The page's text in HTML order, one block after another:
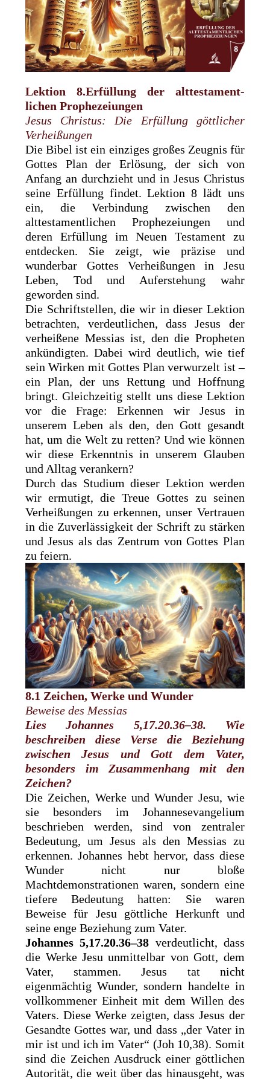
Lektion 8.Erfüllung der alttestament­
lichen Prophezeiungen
Jesus Christus: Die Erfüllung göttlicher
Verheißungen
Die Bibel ist ein einziges großes Zeugnis für
Gottes Plan der Erlösung, der sich von
Anfang an durchzieht und in Jesus Christus
seine Erfüllung findet. Lektion 8 lädt uns
ein, die Verbindung zwischen den
alttestamentlichen Prophezeiungen und
deren Erfüllung im Neuen Testament zu
entdecken. Sie zeigt, wie präzise und
wunderbar Gottes Verheißungen in Jesu
Leben, Tod und Auferstehung wahr
geworden sind.
Die Schriftstellen, die wir in dieser Lektion
betrachten, verdeutlichen, dass Jesus der
verheißene Messias ist, den die Propheten
ankündigten. Dabei wird deutlich, wie tief
sein Wirken mit Gottes Plan verwurzelt ist –
ein Plan, der uns Rettung und Hoffnung
bringt. Gleichzeitig stellt uns diese Lektion
vor die Frage: Erkennen wir Jesus in
unserem Leben als den, den Gott gesandt
hat, um die Welt zu retten? Und wie können
wir diese Erkenntnis in unserem Glauben
und Alltag verankern?
Durch das Studium dieser Lektion werden
wir ermutigt, die Treue Gottes zu seinen
Verheißungen zu erkennen, unser Vertrauen
in die Zuverlässigkeit der Schrift zu stärken
und Jesus als das Zentrum von Gottes Plan
zu feiern.
8.1 Zeichen, Werke und Wunder
Beweise des Messias
Lies Johannes 5,17.20.36–38. Wie
beschreiben diese Verse die ­Beziehung
zwischen Jesus und Gott dem Vater,
besonders im ­Zusammenhang mit den
Zeichen?
Die Zeichen, Werke und Wunder Jesu, wie
sie besonders im Johannesevangelium
beschrieben werden, sind von zentraler
Bedeutung, um Jesus als den Messias zu
erkennen. Johannes hebt hervor, dass diese
Wunder nicht nur bloße
Machtdemonstrationen waren, sondern eine
tiefere Bedeutung hatten: Sie waren
Beweise für Jesu göttliche Herkunft und
seine enge Beziehung zum Vater.
Johannes 5,17.20.36–38 verdeutlicht, dass
die Werke Jesu unmittelbar von Gott, dem
Vater, stammen. Jesus tat nicht
eigenmächtig Wunder, sondern handelte in
vollkommener Einheit mit dem Willen des
Vaters. Diese Werke zeigten, dass Jesus der
Gesandte Gottes war, und dass „der Vater in
mir ist und ich im Vater“ (Joh 10,38). Somit
sind die Zeichen Ausdruck einer göttlichen
Autorität, die weit über das hinausgeht, was